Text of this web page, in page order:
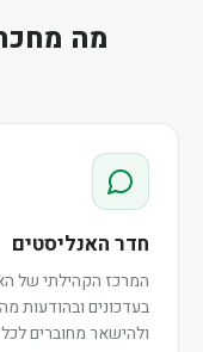
מה
חדר האנליסטים
המרכז הקהילתי של
בעדכונים ובהודעות
ולהישאר מחוברים